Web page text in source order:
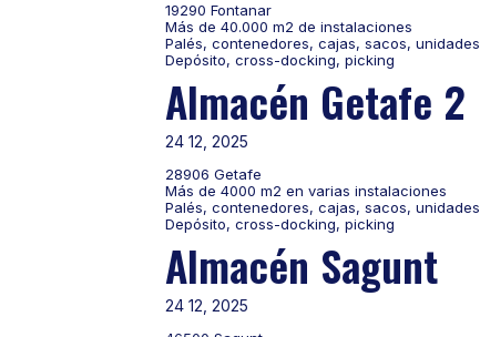
19290 Fontanar
Más de 40.000 m2 de instalaciones
Palés, contenedores, cajas, sacos, unidades
Depósito, cross-docking, picking
Almacén Getafe 2
24 12, 2025
28906 Getafe
Más de 4000 m2 en varias instalaciones
Palés, contenedores, cajas, sacos, unidades
Depósito, cross-docking, picking
Almacén Sagunt
24 12, 2025